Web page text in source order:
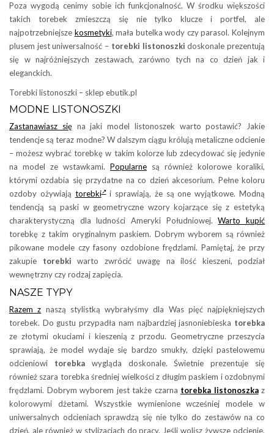
Poza wygodą cenimy sobie ich funkcjonalność. W środku większości
takich torebek zmieszczą się nie tylko klucze i portfel, ale
najpotrzebniejsze kosmetyki, mała butelka wody czy parasol. Kolejnym
plusem jest uniwersalność – torebki listonoszki doskonale prezentują
się w najróżniejszych zestawach, zarówno tych na co dzień jak i
eleganckich.
Torebki listonoszki – sklep ebutik.pl
MODNE LISTONOSZKI
Zastanawiasz sięna jaki model listonoszek warto postawić? Jakie
tendencje są teraz modne? W dalszym ciągu królują metaliczne odcienie
– możesz wybrać torebkę w takim kolorze lub zdecydować się jedynie
na model ze wstawkami. Popularne są również kolorowe koraliki,
którymi ozdabia się przydatne na co dzień akcesorium. Pełne koloru
ozdoby ożywiają torebki i sprawiają, że są one wyjątkowe. Modną
tendencją są paski w geometryczne wzory kojarzące się z estetyką
charakterystyczną dla ludności Ameryki Południowej.Warto kupić
torebkę z takim oryginalnym paskiem. Dobrym wyborem są również
pikowane modele czy fasony ozdobione frędzlami. Pamiętaj, że przy
zakupie torebki warto zwrócić uwagę na ilość kieszeni, podział
wewnętrzny czy rodzaj zapięcia.
NASZE TYPY
Razem z naszą stylistką wybrałyśmy dla Was pięć najpiękniejszych
torebek. Do gustu przypadła nam najbardziej jasnoniebieska torebka
ze złotymi okuciami i kieszenią z przodu. Geometryczne przeszycia
sprawiają, że model wydaje się bardzo smukły, dzięki pastelowemu
odcieniowi torebkawygląda doskonale. Świetnie prezentuje się
również szara torebka średniej wielkości z długim paskiem i ozdobnymi
frędzlami. Dobrym wyborem jest także czarna torebka listonoszkaz
kolorowymi dżetami. Wszystkie wymienione wcześniej modele w
uniwersalnych odcieniach sprawdzą się nie tylko do zestawów na co
dzień, ale również w stylizacjach do pracy. Jeśli wolisz żywsze odcienie,